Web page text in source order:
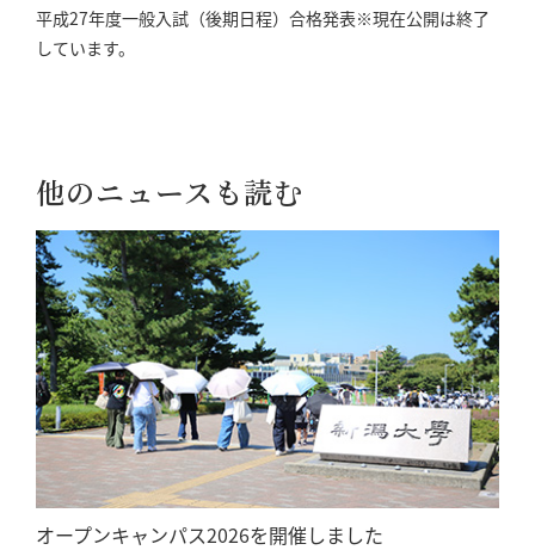
平成27年度一般入試（後期日程）合格発表※現在公開は終了
しています。
他のニュースも読む
オープンキャンパス2026を開催しました